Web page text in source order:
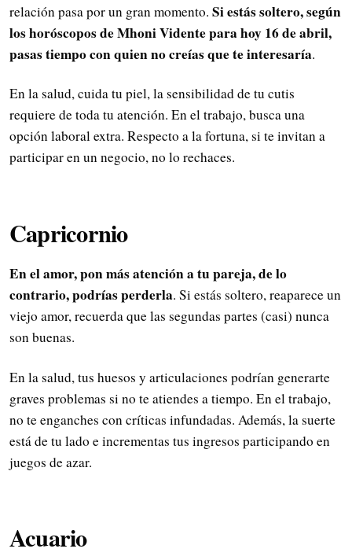
relación pasa por un gran momento. Si estás soltero, según
los horóscopos de Mhoni Vidente para hoy 16 de abril,
pasas tiempo con quien no creías que te interesaría.
En la salud, cuida tu piel, la sensibilidad de tu cutis
requiere de toda tu atención. En el trabajo, busca una
opción laboral extra. Respecto a la fortuna, si te invitan a
participar en un negocio, no lo rechaces.
Capricornio
En el amor, pon más atención a tu pareja, de lo
contrario, podrías perderla. Si estás soltero, reaparece un
viejo amor, recuerda que las segundas partes (casi) nunca
son buenas.
En la salud, tus huesos y articulaciones podrían generarte
graves problemas si no te atiendes a tiempo. En el trabajo,
no te enganches con críticas infundadas. Además, la suerte
está de tu lado e incrementas tus ingresos participando en
juegos de azar.
Acuario